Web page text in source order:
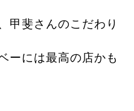
甲斐さんのこだわり
ーには最高の店かも